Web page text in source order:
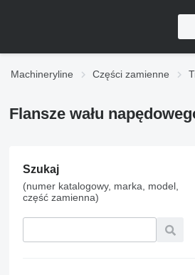
Machineryline Części zamienne
Flansze wału
Szukaj
(numer katalogowy, marka, model,
część zamienna)